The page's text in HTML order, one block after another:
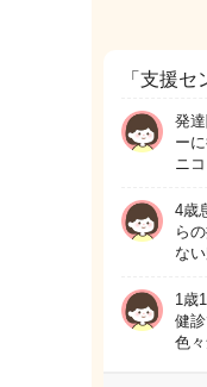
「支援
発
ー
ニ
4歳
ら
な
1歳
健
色